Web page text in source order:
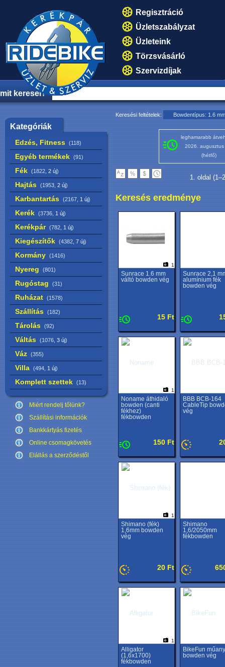
Regisztráció
Üzletszabályzat
Üzleteink
Törzsvásárló
Szervizdíjak
mit keresel?
Kategóriák
Edzés, Fitness (118)
Egyéb termékek (91)
Fék (1822, 2 új)
Hajtás (1953, 2 új)
Karbantartás (2167, 1 új)
Kerék (3736, 1 új)
Kerékpár (782, 1 új)
Kiegészítők (4382, 7 új)
Kormány (1416)
Nyereg (801)
Rugóstag (31)
Ruházat (1578)
Szállítás (182)
Tárolás (92)
Váltás (1076, 3 új)
Váz (355)
Villa (494, 1 új)
Komplett szettek (13)
Miért rendelj tőlünk?
Szállítási információk
Bankkártyás fizetés
Online csomagkövetés
Elállás a szerződéstől
Keresési feltételek: Bowdentípus: 1.6
leghamarabb
2026. augusztus
(hétfő)
1. oldal
Keresés eredménye
1
Sunrace 1.6 mm
váltó bowden vég
15 Ft
Sunrace 2,1
alumínium fék
bowden vég
1
Noname áthidaló
bowden (canti
fékhez)
fékbowden
150 Ft
BBB BCB-164
CableTip
vég
1
Shimano (fék)
1,6mm bowden
vég
20 Ft
Shimano
1,6/2050mm
fékbowden
1
Alligator
(1,6x1700)
fékbowden
BikeFun
bowden vég